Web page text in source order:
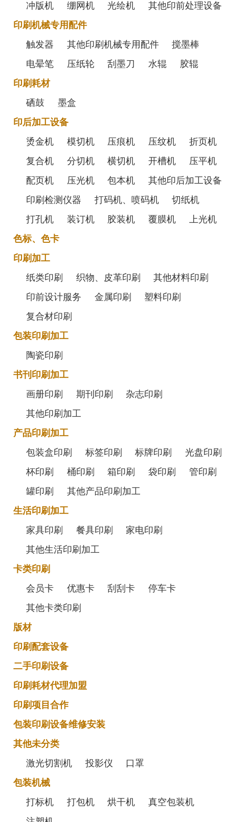
冲版机
绷网机 光绘机
其他印前处理设备
印刷机械专用配件
触发器
其他印刷机械专用配件
搅墨棒
电晕笔
压纸轮 刮墨刀 水辊
胶辊
印刷耗材
硒鼓
墨盒
印后加工设备
烫金机
模切机 压痕机 压纹机
折页机
复合机
分切机 横切机 开槽机
压平机
配页机
压光机 包本机
其他印后加工设备
印刷检测仪器
打码机、喷码机
切纸机
打孔机
装订机 胶装机 覆膜机
上光机
色标、色卡
印刷加工
纸类印刷
织物、皮革印刷
其他材料印刷
印前设计服务
金属印刷
塑料印刷
复合材印刷
包装印刷加工
陶瓷印刷
书刊印刷加工
画册印刷
期刊印刷
杂志印刷
其他印刷加工
产品印刷加工
包装盒印刷
标签印刷 标牌印刷
光盘印刷
杯印刷
桶印刷 箱印刷 袋印刷
管印刷
罐印刷
其他产品印刷加工
生活印刷加工
家具印刷
餐具印刷
家电印刷
其他生活印刷加工
卡类印刷
会员卡
优惠卡 刮刮卡
停车卡
其他卡类印刷
版材
印刷配套设备
二手印刷设备
印刷耗材代理加盟
印刷项目合作
包装印刷设备维修安装
其他未分类
激光切割机
投影仪
口罩
包装机械
打标机
打包机 烘干机
真空包装机